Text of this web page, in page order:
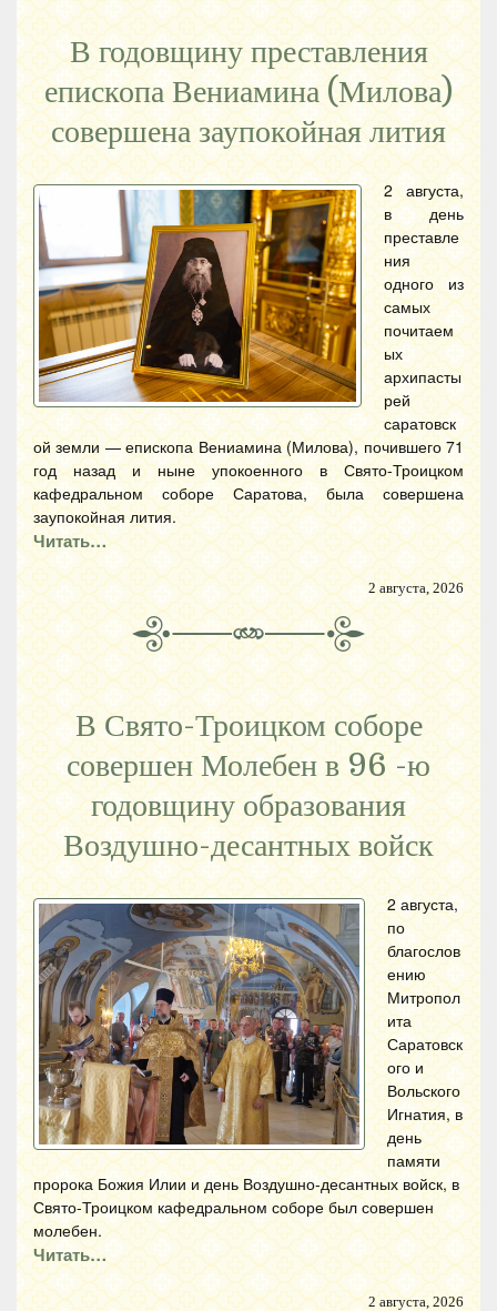
В годовщину преставления
епископа Вениамина (Милова)
совершена заупокойная лития
2 августа,
в день
преставле
ния
одного из
самых
почитаем
ых
архипасты
рей
саратовск
ой земли — епископа Вениамина (Милова), почившего 71
год назад и ныне упокоенного в Свято-Троицком
кафедральном соборе Саратова, была совершена
заупокойная лития.
Читать…
2 августа, 2026
В Свято-Троицком соборе
совершен Молебен в 96 -ю
годовщину образования
Воздушно-десантных войск
2 августа,
по
благослов
ению
Митропол
ита
Саратовск
ого и
Вольского
Игнатия, в
день
памяти
пророка Божия Илии и день Воздушно-десантных войск, в
Свято-Троицком кафедральном соборе был совершен
молебен.
Читать…
2 августа, 2026